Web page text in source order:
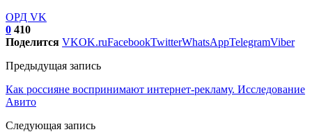
ОРД VK
0 410
Поделится VKOK.ruFacebookTwitterWhatsAppTelegramViber
Предыдущая запись
Как россияне воспринимают интернет-рекламу. Исследование
Авито
Следующая запись